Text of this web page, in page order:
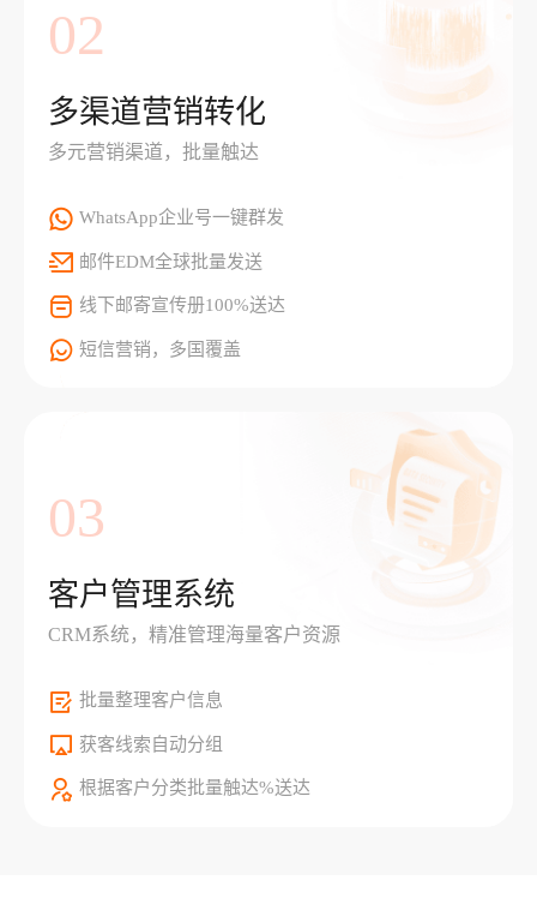
02
多渠道营销转化
多元营销渠道，批量触达
WhatsApp企业号一键群发
邮件EDM全球批量发送
线下邮寄宣传册100%送达
短信营销，多国覆盖
03
客户管理系统
CRM系统，精准管理海量客户资源
批量整理客户信息
获客线索自动分组
根据客户分类批量触达%送达